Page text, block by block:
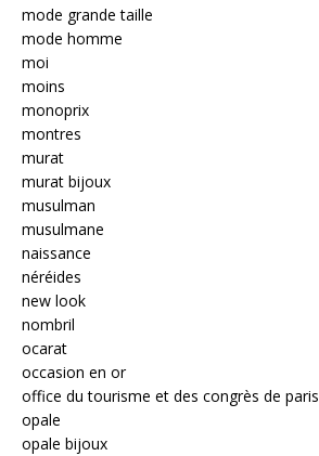
mode grande taille
mode homme
moi
moins
monoprix
montres
murat
murat bijoux
musulman
musulmane
naissance
néréides
new look
nombril
ocarat
occasion en or
office du tourisme et des congrès de paris
opale
opale bijoux